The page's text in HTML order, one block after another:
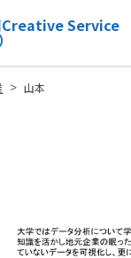
Creative Service
> 山本